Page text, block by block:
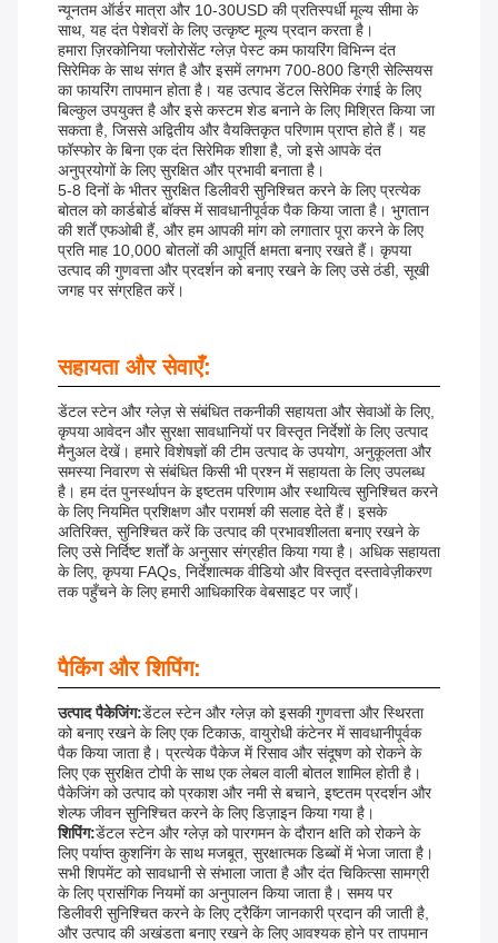
न्यूनतम ऑर्डर मात्रा और 10-30USD की प्रतिस्पर्धी मूल्य सीमा के
साथ, यह दंत पेशेवरों के लिए उत्कृष्ट मूल्य प्रदान करता है।
हमारा ज़िरकोनिया फ्लोरोसेंट ग्लेज़ पेस्ट कम फायरिंग विभिन्न दंत
सिरेमिक के साथ संगत है और इसमें लगभग 700-800 डिग्री सेल्सियस
का फायरिंग तापमान होता है। यह उत्पाद डेंटल सिरेमिक रंगाई के लिए
बिल्कुल उपयुक्त है और इसे कस्टम शेड बनाने के लिए मिश्रित किया जा
सकता है, जिससे अद्वितीय और वैयक्तिकृत परिणाम प्राप्त होते हैं। यह
फॉस्फोर के बिना एक दंत सिरेमिक शीशा है, जो इसे आपके दंत
अनुप्रयोगों के लिए सुरक्षित और प्रभावी बनाता है।
5-8 दिनों के भीतर सुरक्षित डिलीवरी सुनिश्चित करने के लिए प्रत्येक
बोतल को कार्डबोर्ड बॉक्स में सावधानीपूर्वक पैक किया जाता है। भुगतान
की शर्तें एफओबी हैं, और हम आपकी मांग को लगातार पूरा करने के लिए
प्रति माह 10,000 बोतलों की आपूर्ति क्षमता बनाए रखते हैं। कृपया
उत्पाद की गुणवत्ता और प्रदर्शन को बनाए रखने के लिए उसे ठंडी, सूखी
जगह पर संग्रहित करें।
सहायता और सेवाएँ:
डेंटल स्टेन और ग्लेज़ से संबंधित तकनीकी सहायता और सेवाओं के लिए,
कृपया आवेदन और सुरक्षा सावधानियों पर विस्तृत निर्देशों के लिए उत्पाद
मैनुअल देखें। हमारे विशेषज्ञों की टीम उत्पाद के उपयोग, अनुकूलता और
समस्या निवारण से संबंधित किसी भी प्रश्न में सहायता के लिए उपलब्ध
है। हम दंत पुनर्स्थापन के इष्टतम परिणाम और स्थायित्व सुनिश्चित करने
के लिए नियमित प्रशिक्षण और परामर्श की सलाह देते हैं। इसके
अतिरिक्त, सुनिश्चित करें कि उत्पाद की प्रभावशीलता बनाए रखने के
लिए उसे निर्दिष्ट शर्तों के अनुसार संग्रहीत किया गया है। अधिक सहायता
के लिए, कृपया FAQs, निर्देशात्मक वीडियो और विस्तृत दस्तावेज़ीकरण
तक पहुँचने के लिए हमारी आधिकारिक वेबसाइट पर जाएँ।
पैकिंग और शिपिंग:
उत्पाद पैकेजिंग:डेंटल स्टेन और ग्लेज़ को इसकी गुणवत्ता और स्थिरता
को बनाए रखने के लिए एक टिकाऊ, वायुरोधी कंटेनर में सावधानीपूर्वक
पैक किया जाता है। प्रत्येक पैकेज में रिसाव और संदूषण को रोकने के
लिए एक सुरक्षित टोपी के साथ एक लेबल वाली बोतल शामिल होती है।
पैकेजिंग को उत्पाद को प्रकाश और नमी से बचाने, इष्टतम प्रदर्शन और
शेल्फ जीवन सुनिश्चित करने के लिए डिज़ाइन किया गया है।
शिपिंग:डेंटल स्टेन और ग्लेज़ को पारगमन के दौरान क्षति को रोकने के
लिए पर्याप्त कुशनिंग के साथ मजबूत, सुरक्षात्मक डिब्बों में भेजा जाता है।
सभी शिपमेंट को सावधानी से संभाला जाता है और दंत चिकित्सा सामग्री
के लिए प्रासंगिक नियमों का अनुपालन किया जाता है। समय पर
डिलीवरी सुनिश्चित करने के लिए ट्रैकिंग जानकारी प्रदान की जाती है,
और उत्पाद की अखंडता बनाए रखने के लिए आवश्यक होने पर तापमान